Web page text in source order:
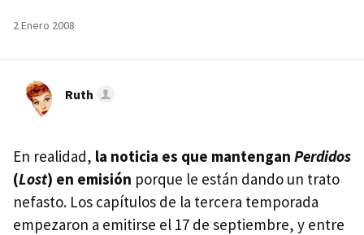
2 Enero 2008
Ruth
En realidad, la noticia es que mantengan Perdidos
(Lost) en emisión porque le están dando un trato
nefasto. Los capítulos de la tercera temporada
empezaron a emitirse el 17 de septiembre, y entre